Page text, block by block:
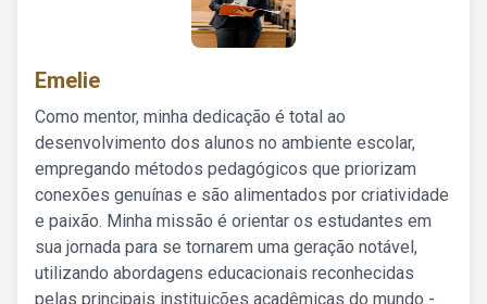
Emelie
Como mentor, minha dedicação é total ao
desenvolvimento dos alunos no ambiente escolar,
empregando métodos pedagógicos que priorizam
conexões genuínas e são alimentados por criatividade
e paixão. Minha missão é orientar os estudantes em
sua jornada para se tornarem uma geração notável,
utilizando abordagens educacionais reconhecidas
pelas principais instituições acadêmicas do mundo -